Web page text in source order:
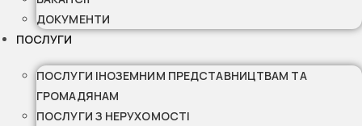
ДОКУМЕНТИ
ПОСЛУГИ
ПОСЛУГИ ІНОЗЕМНИМ ПРЕДСТАВНИЦТВАМ ТА
ГРОМАДЯНАМ
ПОСЛУГИ З НЕРУХОМОСТІ